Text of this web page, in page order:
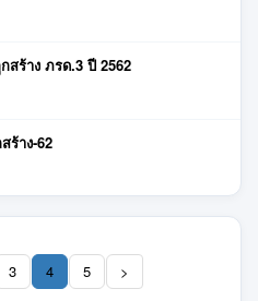
สร้าง ภรด.3 ปี 2562
ร้าง-62
3 4 (current)
5 >